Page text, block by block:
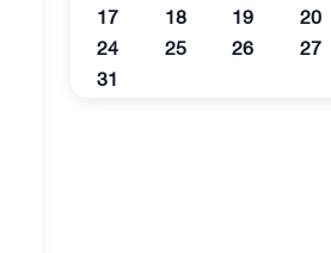
17
18 19 20
24
25 26 27
31